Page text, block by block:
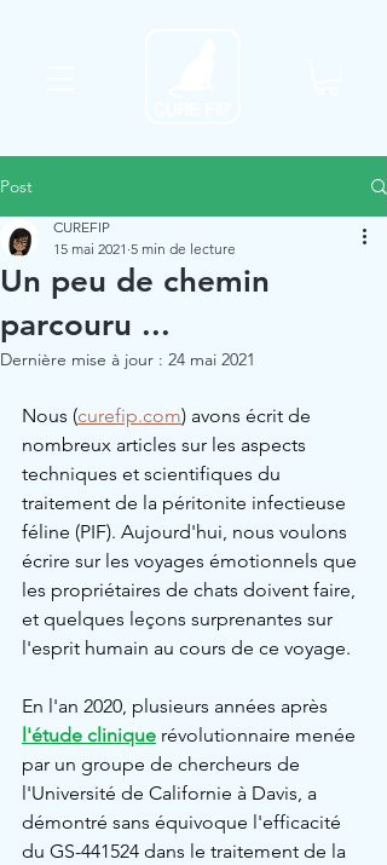
Post
Un peu de chemin
parcouru ...
CUREFIP
15 mai 2021 5 min de lecture
Dernière mise à jour : 24 mai 2021
Nous (curefip.com) avons écrit de
nombreux articles sur les aspects
techniques et scientifiques du
traitement de la péritonite infectieuse
féline (PIF). Aujourd'hui, nous voulons
écrire sur les voyages émotionnels que
les propriétaires de chats doivent faire,
et quelques leçons surprenantes sur
l'esprit humain au cours de ce voyage.
En l'an 2020, plusieurs années après
l'étude clinique révolutionnaire menée
par un groupe de chercheurs de
l'Université de Californie à Davis, a
démontré sans équivoque l'efficacité
du GS-441524 dans le traitement de la